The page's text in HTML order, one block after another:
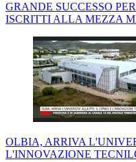
GRANDE SUCCESSO
ISCRITTI ALLA MEZZA
OLBIA, ARRIVA
L'INNOVAZIONE